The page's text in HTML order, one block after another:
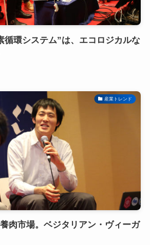
循環システム”は、エコロジカルな
産業トレンド
肉市場。ベジタリアン・ヴィーガ